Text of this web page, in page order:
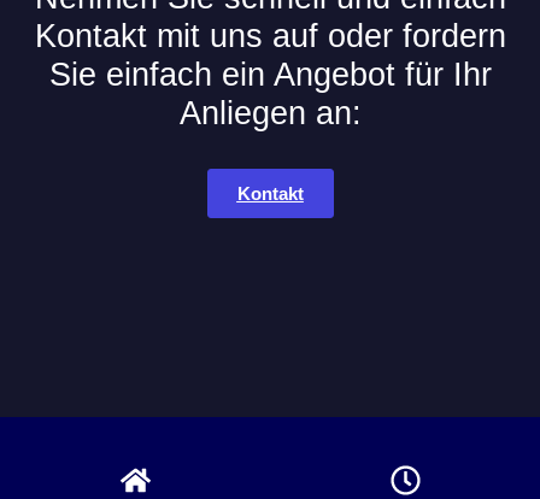
Kontakt mit uns auf oder fordern
Sie einfach ein Angebot für Ihr
Anliegen an:
Kontakt